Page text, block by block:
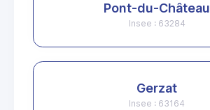
Pont-du-Château
Insee : 63284
Gerzat
Insee : 63164